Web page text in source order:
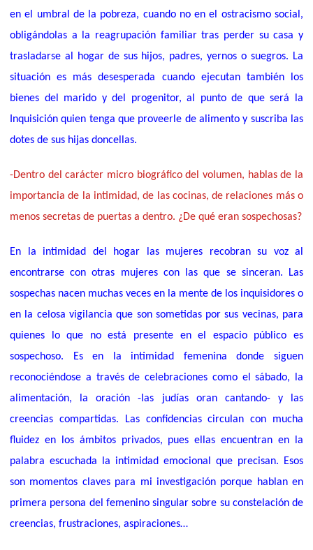
en el umbral de la pobreza, cuando no en el ostracismo social,
obligándolas a la reagrupación familiar tras perder su casa y
trasladarse al hogar de sus hijos, padres, yernos o suegros. La
situación es más desesperada cuando ejecutan también los
bienes del marido y del progenitor, al punto de que será la
Inquisición quien tenga que proveerle de alimento y suscriba las
dotes de sus hijas doncellas.
-Dentro del carácter micro biográfico del volumen, hablas de la
importancia de la intimidad, de las cocinas, de relaciones más o
menos secretas de puertas a dentro. ¿De qué eran sospechosas?
En la intimidad del hogar las mujeres recobran su voz al
encontrarse con otras mujeres con las que se sinceran. Las
sospechas nacen muchas veces en la mente de los inquisidores o
en la celosa vigilancia que son sometidas por sus vecinas, para
quienes lo que no está presente en el espacio público es
sospechoso. Es en la intimidad femenina donde siguen
reconociéndose a través de celebraciones como el sábado, la
alimentación, la oración -las judías oran cantando- y las
creencias compartidas. Las confidencias circulan con mucha
fluidez en los ámbitos privados, pues ellas encuentran en la
palabra escuchada la intimidad emocional que precisan. Esos
son momentos claves para mi investigación porque hablan en
primera persona del femenino singular sobre su constelación de
creencias, frustraciones, aspiraciones…